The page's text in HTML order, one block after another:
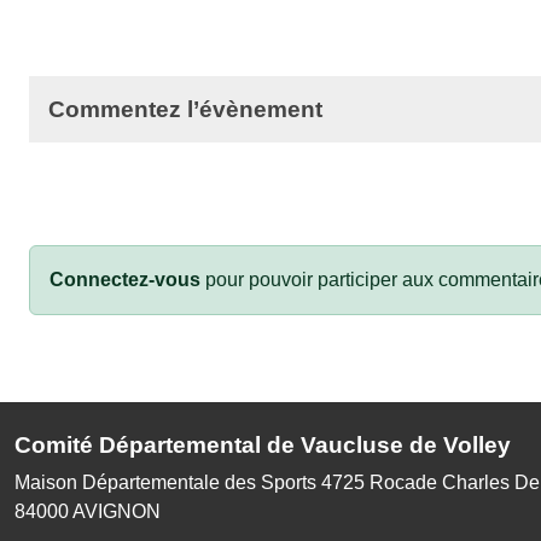
Commentez l’évènement
Connectez-vous pour pouvoir participer aux
Comité Départemental de Vaucluse de Volley
Maison Départementale des Sports 4725 Rocade Charles
84000AVIGNON